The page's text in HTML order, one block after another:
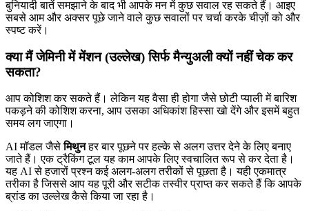
बुनियादी बातें समझाने के बाद भी आपके मन में कुछ सवाल रह सकते हैं। आइए
सबसे आम और अक्सर पूछे जाने वाले कुछ सवालों पर चर्चा करके चीज़ों को और
स्पष्ट करें।
क्या मैं जेमिनी में मेंशन (उल्लेख) सिर्फ मैन्युअली क्यों नहीं चेक कर
सकता?
आप कोशिश कर सकते हैं। लेकिन यह वैसा ही होगा जैसे छोटी प्याली में बारिश
पकड़ने की कोशिश करना, आप उसका अधिकांश हिस्सा खो देंगे और इसमें बहुत
समय लग जाएगा।
AI मॉडल जैसेमिथुनहर बार पूछने पर हल्के से अलग उत्तर देने के लिए बनाए
जाते हैं। एक ट्रैकिंग टूल यह काम आपके लिए स्वचालित रूप से कर देता है।
यह AI से हजारों प्रश्न कई अलग-अलग तरीकों से पूछता है। यही एकमात्र
तरीका है जिससे आप यह पूरी और सटीक तस्वीर प्राप्त कर सकते हैं कि आपके
ब्रांड का उल्लेख कैसे किया जा रहा है।